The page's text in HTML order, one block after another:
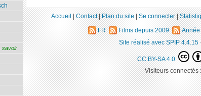
savoir
Accueil|Contact|Plan du site|Se connecter|
FR Films depuis 2009
Site réalisé avec SPIP 4.4.15
CC BY-SA 4.0
Visiteurs connectés